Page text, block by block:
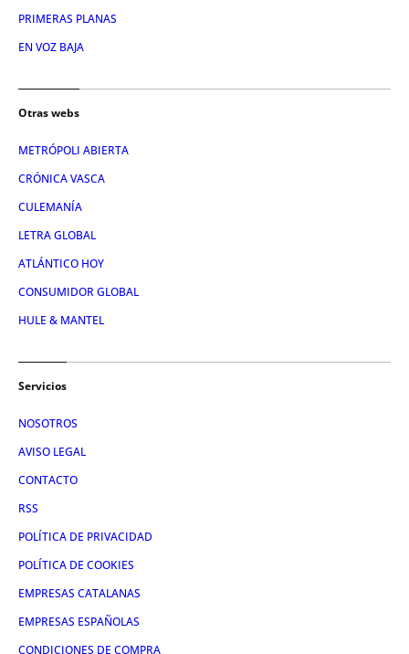
PRIMERAS PLANAS
EN VOZ BAJA
Otras webs
METRÓPOLI ABIERTA
CRÓNICA VASCA
CULEMANÍA
LETRA GLOBAL
ATLÁNTICO HOY
CONSUMIDOR GLOBAL
HULE & MANTEL
Servicios
NOSOTROS
AVISO LEGAL
CONTACTO
RSS
POLÍTICA DE PRIVACIDAD
POLÍTICA DE COOKIES
EMPRESAS CATALANAS
EMPRESAS ESPAÑOLAS
CONDICIONES DE COMPRA